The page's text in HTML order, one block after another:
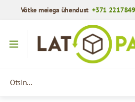
Võtke meiega ühendust+371